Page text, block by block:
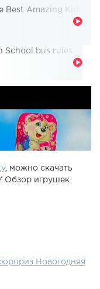
Best Amazing Kids
School bus rules
, можно скачать
Обзор игрушек
Новогодняя